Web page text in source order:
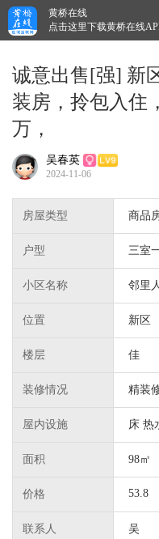
黄桥在线
点击这里下载黄桥在线
诚意出售[强] 新
装房，拎包入住
万，
吴春英
2024-11-06
房屋类型 商品
户型 三室
小区名称 邻里
位置 新区
楼层 佳
装修情况 精装
屋内设施 床 热
面积 98㎡
价格 53.8
联系人 吴